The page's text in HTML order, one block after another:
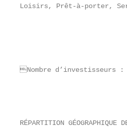
Loisirs, Prêt-à-porter,
Nombre d’investisseurs :
RÉPARTITION GÉOGRAPHIQUE